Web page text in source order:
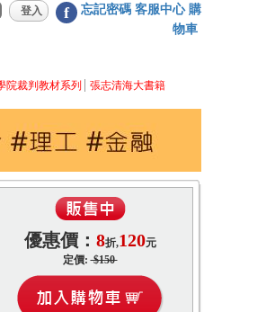
f 忘記密碼 客服中心 購
物車
院裁判教材系列 張志清海大書籍
優惠價： 8折,120元
定價:$150